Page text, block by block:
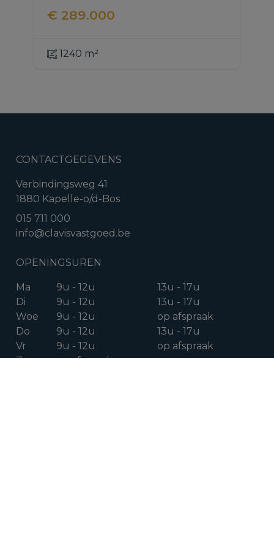
€ 289.000
1240 m²
CONTACTGEGEVENS
Verbindingsweg 41
1880 Kapelle-o/d-Bos
015 711 000
info@clavisvastgoed.be
OPENINGSUREN
Ma 9u - 12u
13u - 17u
Di
9u - 12u
13u - 17u
Woe
9u - 12u
op afspraak
Do
9u - 12u
13u - 17u
Vr
9u - 12u
op afspraak
Za
op afspraak